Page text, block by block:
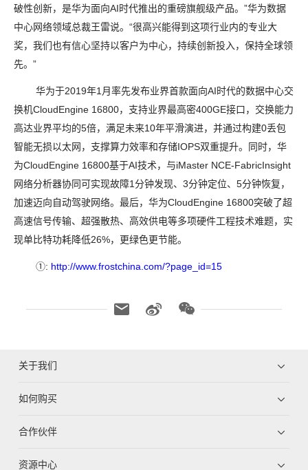
破性创新，是华为面向AI时代推出的重磅旗舰级产品。”华为数据
中心网络领域总裁王雷说。“很高兴能得到这项行业内的专业大
奖，我们也有信心坚持以客户为中心，持续创新投入，保持全球领
先。”
华为于2019年1 月率先发布业界首款面向AI时代的数据中心交
换机CloudEngine 16800，支持业界最高密400GE接口，交换能力
高达业界平均的5倍，满足未来10年平滑演进，并通过构建0丢包
智能无损以太网，支撑算力效率和存储IOPS双重提升。同时，华
为CloudEngine 16800基于AI技术，与iMaster NCE-FabricInsight
网络分析器协同可实现故障1分钟发现、 3分钟定位、 5分钟恢复，
加速迈向自动驾驶网络。最后，华为CloudEngine 16800突破了超
高速信号传输、超强散热、高效供电等多项硬件工程技术难题，实
现单比特功耗降低26%，更绿色更节能。
①: http://www.frostchina.com/?page_id=15
关于我们
如何购买
合作伙伴
资源中心